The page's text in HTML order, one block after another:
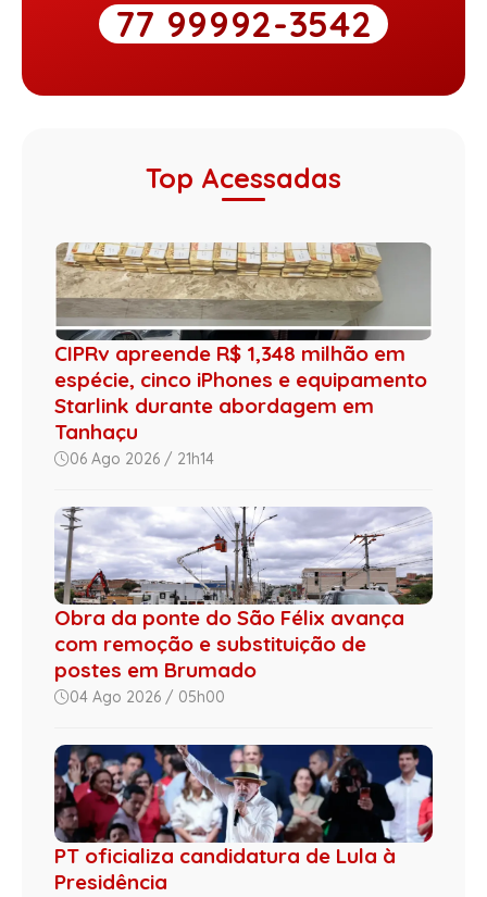
77 99992-3542
Top Acessadas
CIPRv apreende R$ 1,348 milhão em
espécie, cinco iPhones e equipamento
Starlink durante abordagem em
Tanhaçu
06 Ago 2026 / 21h14
Obra da ponte do São Félix avança
com remoção e substituição de
postes em Brumado
04 Ago 2026 / 05h00
PT oficializa candidatura de Lula à
Presidência